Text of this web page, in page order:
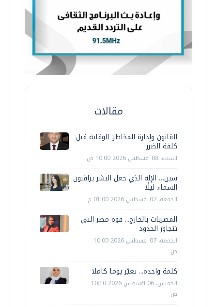
مقالات
القانون وإدارة المخاطر: الوقاية قبل
كلفة الضرر
السبت، 08 اغسطس 2026 10:00 ص
سين… الإله الذي جعل البشر يراقبون
السماء ليلًا
الجمعة، 07 اغسطس 2026 01:00 م
المصريات بالخارج... قوة مصر التي
تتجاوز الحدود
الجمعة، 07 اغسطس 2026 10:00
ص
كلمة واحدة... تغيّر يوما كاملا
الخميس، 06 اغسطس 2026 10:10
ص